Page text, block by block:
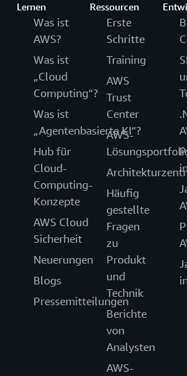
Lernen
Was ist
AWS?
Was ist
„Cloud
Computing“?
Was ist
„Agentenbasierte KI“?
Hub für
Cloud-
Computing-
Konzepte
AWS Cloud
Sicherheit
Neuerungen
Blogs
Pressemitteilungen
Ressourcen
Erste
Schritte
Training
AWS
Trust
Center
AWS-
Häufig
gestellte
Fragen
zu
Produkt
und
Technik
Berichte
von
Analysten
AWS-